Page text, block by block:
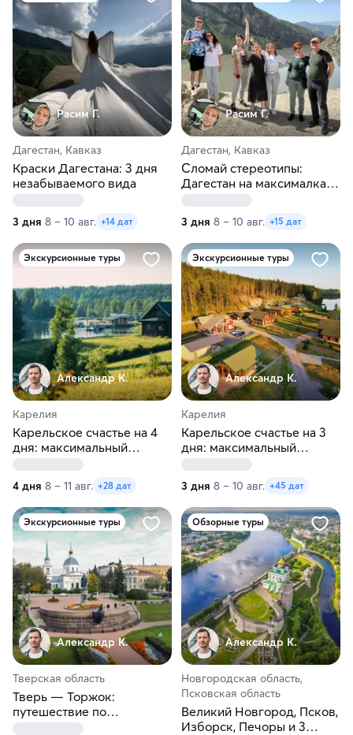
Расим Г.
Дагестан, Кавказ
Краски Дагестана: 3 дня
незабываемого вида
3 дня 8 – 10 авг. +14 дат
Расим Г.
Дагестан, Кавказ
Сломай стереотипы:
Дагестан на максималках
3 дня 8 – 10 авг. +15 дат
Экскурсионные туры
Александр К.
Карелия
Карельское счастье на 4
дня: максимальный
4 дня 8 – 11 авг. +28 дат
Экскурсионные туры
Александр К.
Карелия
Карельское счастье на 3
дня: максимальный
3 дня 8 – 10 авг. +45 дат
Экскурсионные туры
Александр К.
Тверская область
Тверь — Торжок:
путешествие по
Обзорные туры
Александр К.
Новгородская область,
Псковская область
Великий Новгород, Псков,
Изборск, Печоры и 3